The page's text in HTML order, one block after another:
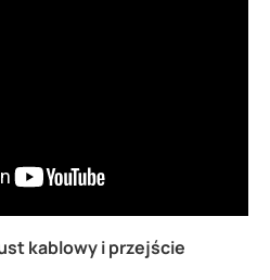
kablowy i przejście